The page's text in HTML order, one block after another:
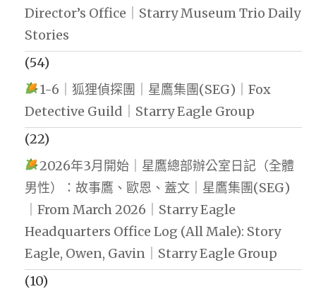
Director’s Office｜Starry Museum Trio Daily
Stories
(54)
1-6｜狐狸偵探團｜星鷹集團(SEG)｜Fox
Detective Guild｜Starry Eagle Group
(22)
2026年3月開始｜星鷹總部辦公室日記（全體
男性）：故事鷹、歐恩、蓋文｜星鷹集團(SEG)
｜From March 2026｜Starry Eagle
Headquarters Office Log (All Male): Story
Eagle, Owen, Gavin｜Starry Eagle Group
(10)